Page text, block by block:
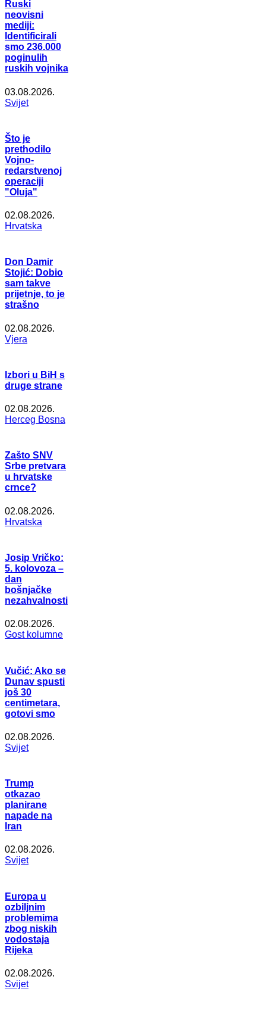
Ruski
neovisni
mediji:
Identificirali
smo 236.000
poginulih
ruskih vojnika
03.08.2026.
Svijet
Što je
prethodilo
Vojno-
redarstvenoj
operaciji
"Oluja"
02.08.2026.
Hrvatska
Don Damir
Stojić: Dobio
sam takve
prijetnje, to je
strašno
02.08.2026.
Vjera
Izbori u BiH s
druge strane
02.08.2026.
Herceg Bosna
Zašto SNV
Srbe pretvara
u hrvatske
crnce?
02.08.2026.
Hrvatska
Josip Vričko:
5. kolovoza –
dan
bošnjačke
nezahvalnosti
02.08.2026.
Gost kolumne
Vučić: Ako se
Dunav spusti
još 30
centimetara,
gotovi smo
02.08.2026.
Svijet
Trump
otkazao
planirane
napade na
Iran
02.08.2026.
Svijet
Europa u
ozbiljnim
problemima
zbog niskih
vodostaja
Rijeka
02.08.2026.
Svijet